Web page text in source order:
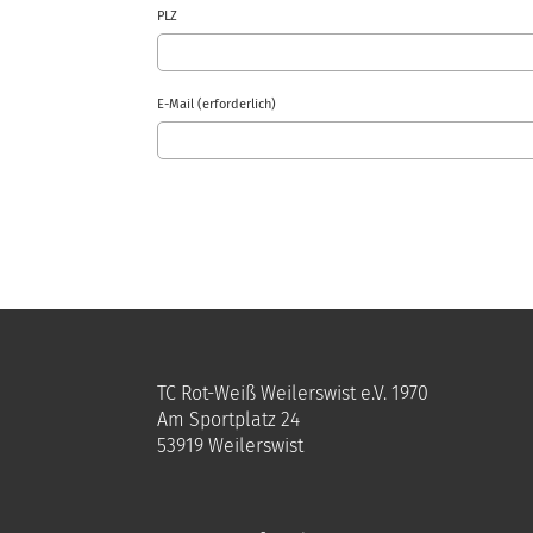
PLZ
E-Mail (erforderlich)
TC Rot-Weiß Weilerswist e.V. 1970
Am Sportplatz 24
53919 Weilerswist